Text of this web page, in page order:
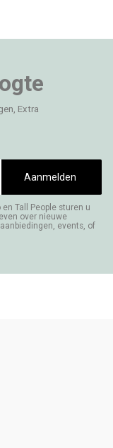
Extra
Aanmelden
Tall People sturen u
over nieuwe
events, of